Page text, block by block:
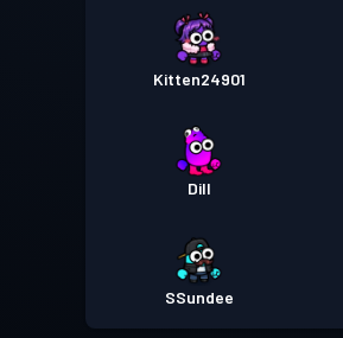
Kitten24901
Dill
SSundee